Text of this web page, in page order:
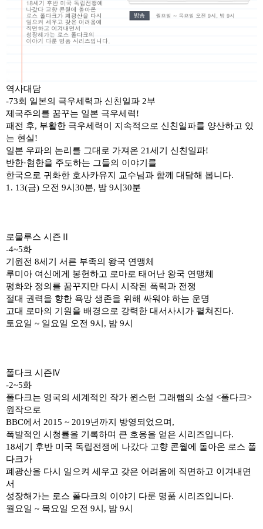
역사대담
-73회 일본의 극우세력과 신친일파 2부
제국주의를 꿈꾸는 일본 극우세력!
패전 후, 부활한 극우세력이 지속적으로 신친일파를 양산하고 있
는 현실!
일본 우파의 논리를 그대로 가져온 21세기 신친일파!
반한·혐한을 주도하는 그들의 이야기를
한국으로 귀화한 호사카유지 교수님과 함께 대담해 봅니다.
1. 13(금) 오전 9시30분, 밤 9시30분
로물루스 시즌Ⅱ
-4~5화
기원전 8세기 서른 부족의 왕국 연맹체
루미아 여신에게 봉헌하고 로마로 태어난 왕국 연맹체
평화와 정의를 꿈꾸지만 다시 시작된 폭력과 전쟁
절대 권력을 향한 욕망 생존을 위해 싸워야 하는 운명
고대 로마의 기원을 배경으로 강력한 대서사시가 펼쳐진다.
토요일 ~ 일요일 오전 9시, 밤 9시
폴다크 시즌Ⅳ
-2~5화
폴다크는 영국의 세계적인 작가 윈스턴 그래햄의 소설 <폴다크>
원작으로
BBC에서 2015 ~ 2019년까지 방영되었으며,
폭발적인 시청률을 기록하며 큰 호응을 얻은 시리즈입니다.
18세기 후반 미국 독립전쟁에 나갔다 고향 콘월에 돌아온 로스 폴
다크가
폐광산을 다시 일으켜 세우고 갖은 어려움에 직면하고 이겨내면
서
성장해가는 로스 폴다크의 이야기 다룬 명품 시리즈입니다.
월요일 ~ 목요일 오전 9시, 밤 9시